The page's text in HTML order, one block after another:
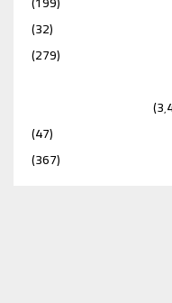
(32)
(279)
(47)
(367)